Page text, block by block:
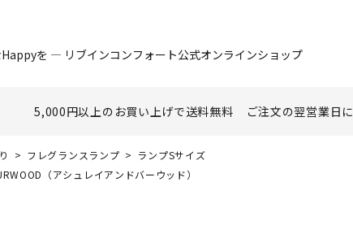
を ― リブインコンフォート公式オンラインショップ
5,000円以上のお買い上げで送料無料 ご注文の翌営業日に
フレグランスランプ
ランプSサイズ
（アシュレイアンドバーウッド）